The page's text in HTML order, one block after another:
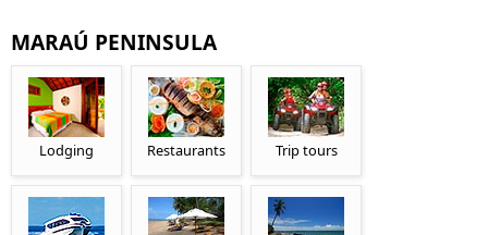
MARAÚ PENINSULA
Lodging Restaurants Trip tours